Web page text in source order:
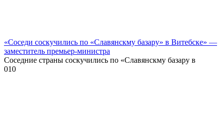
«Соседи соскучились по «Славянскму базару» в Витебске» —
заместитель премьер-министра
Соседние страны соскучились по «Славянскму базару в
010